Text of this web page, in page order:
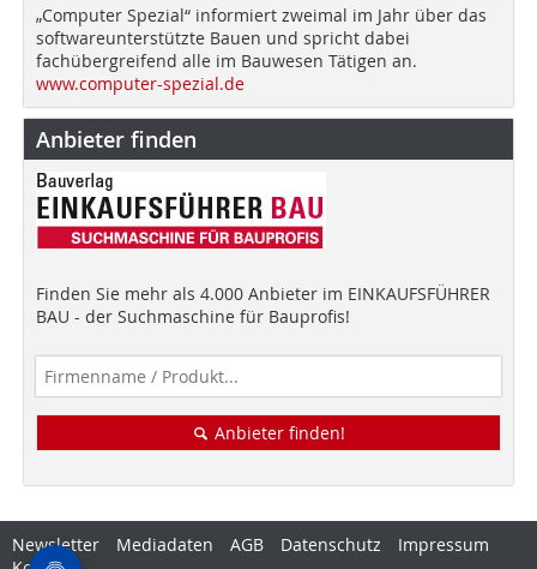
„Computer Spezial“ informiert zweimal im Jahr über das
softwareunterstützte Bauen und spricht dabei
fachübergreifend alle im Bauwesen Tätigen an.
www.computer-spezial.de
Anbieter finden
Finden Sie mehr als 4.000 Anbieter im EINKAUFSFÜHRER
BAU - der Suchmaschine für Bauprofis!
Anbieter finden!
Newsletter Mediadaten AGB Datenschutz
Impressum